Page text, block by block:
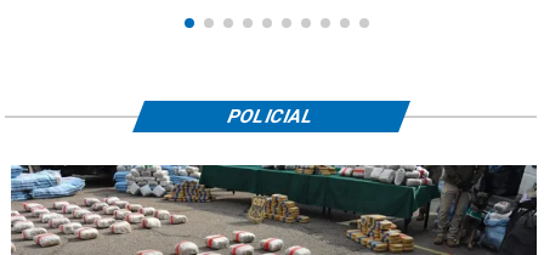
POLICIAL